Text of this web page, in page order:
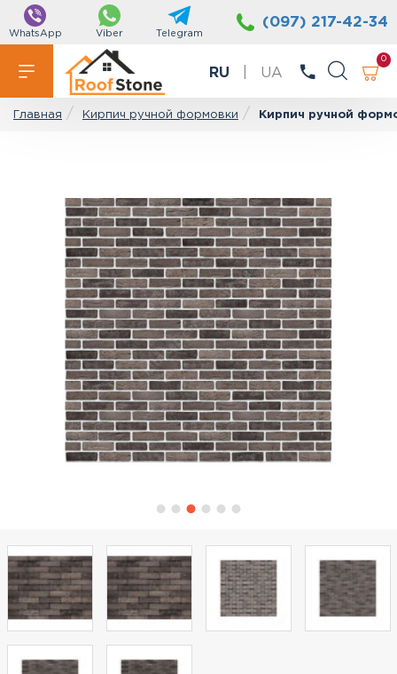
WhatsApp Viber Telegram
(097) 217-42-34
RU UA
0
Главная Кирпич ручной формовки Кирпич ручной